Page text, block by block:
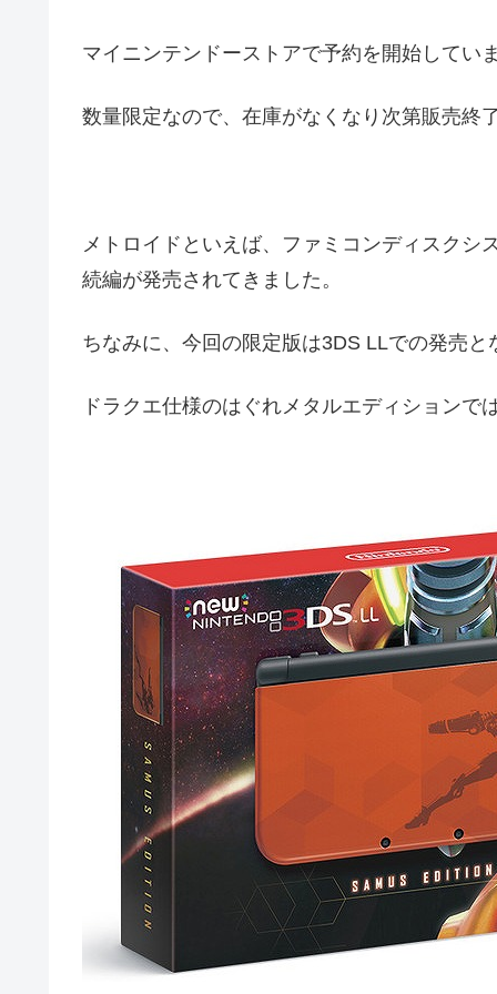
マイニンテンドーストアで予約を開始してい
数量限定なので、在庫がなくなり次第販売終
メトロイドといえば、ファミコンディスク
続編が発売されてきました。
ちなみに、今回の限定版は3DS LLでの発売と
ドラクエ仕様のはぐれメタルエディションで